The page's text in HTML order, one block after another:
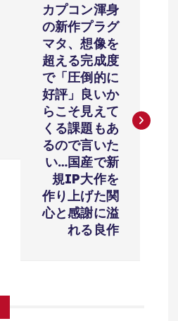
カプコン渾身
の新作プラグ
マタ、想像を
超える完成度
で「圧倒的に
好評」良いか
らこそ見えて
くる課題もあ
るので言いた
い…国産で新
規IP大作を
作り上げた関
心と感謝に溢
れる良作